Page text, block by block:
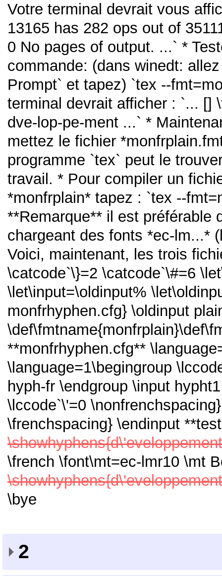
Votre terminal devrait vous
13165 has 282 ops out of
0 No pages of output. ...` *
commande: (dans winedt:
Prompt` et tapez) `tex --
terminal devrait afficher : `... []
dve-lop-pe-ment ...` *
mettez le fichier
programme `tex` peut le
travail. * Pour compiler un
*monfrplain* tapez : `tex --
**Remarque** il est préférable
chargeant des fonts *ec-lm...*
Voici, maintenant, les trois
\catcode`\}=2 \catcode`\#=6
\let\input=\oldinput%
monfrhyphen.cfg} \oldinput
**monfrhyphen.cfg**
\language=1\begingroup
hyph-fr \endgroup \input
\lccode`\'=0
\frenchspacing} \endinput
\french \font\mt=ec-lmr10 \mt
\bye
2